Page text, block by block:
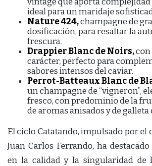
ideal para un maridaje
Nature 424,champagne de
dosificación, para resaltar la
frescura.
Drappier Blanc de Noirs,con
carácter, perfecto para
sabores intensos del caviar.
Perrot-Batteaux Blanc de
un champagne de “vigneron”,
fresco, con predominio de la
de aromas anisados y de
El ciclo Catatando, impulsado por
Juan Carlos Ferrando, ha
en la calidad y la singularidad de